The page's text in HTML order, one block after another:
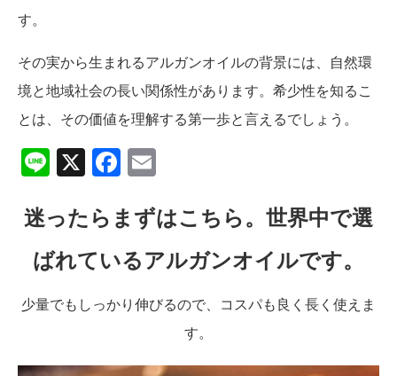
す。
その実から生まれるアルガンオイルの背景には、自然環
境と地域社会の長い関係性があります。希少性を知るこ
とは、その価値を理解する第一歩と言えるでしょう。
LineX Facebook
迷ったらまずはこちら。世界中で選
ばれているアルガンオイルです。
少量でもしっかり伸びるので、コスパも良く長く使えま
す。